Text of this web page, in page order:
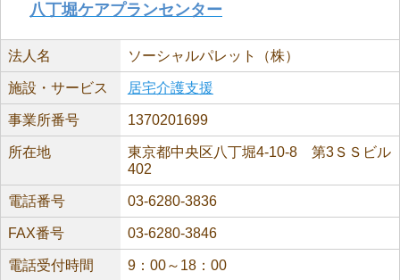
八丁堀ケアプランセンター
法人名 ソーシャルパレット（株）
施設・サービス 居宅介護支援
事業所番号 1370201699
所在地
東京都中央区八丁堀4-10-8 第3ＳＳビル
402
電話番号 03-6280-3836
FAX番号 03-6280-3846
電話受付時間 9：00～18：00